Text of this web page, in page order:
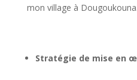
mon village à
Stratégie de mise en